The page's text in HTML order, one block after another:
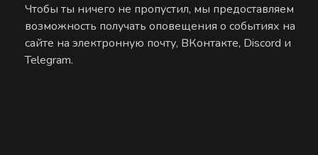
Чтобы ты ничего не пропустил, мы предоставляем
возможность получать оповещения о событиях на
сайте на электронную почту, ВКонтакте, Discord и
Telegram.